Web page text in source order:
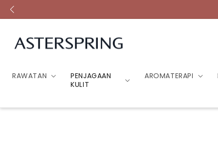
Lompat ke
kandungan
RAWATAN
PENJAGAAN
KULIT
AROMATERAPI